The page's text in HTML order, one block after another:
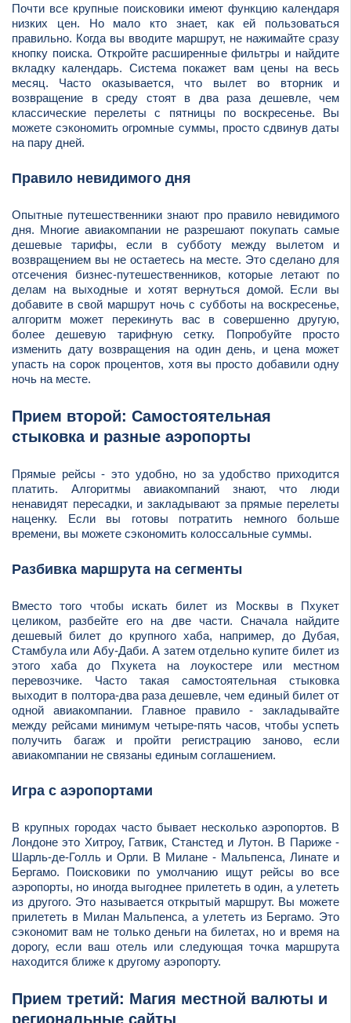
Почти все крупные поисковики имеют функцию календаря
низких цен. Но мало кто знает, как ей пользоваться
правильно. Когда вы вводите маршрут, не нажимайте сразу
кнопку поиска. Откройте расширенные фильтры и найдите
вкладку календарь. Система покажет вам цены на весь
месяц. Часто оказывается, что вылет во вторник и
возвращение в среду стоят в два раза дешевле, чем
классические перелеты с пятницы по воскресенье. Вы
можете сэкономить огромные суммы, просто сдвинув даты
на пару дней.
Правило невидимого дня
Опытные путешественники знают про правило невидимого
дня. Многие авиакомпании не разрешают покупать самые
дешевые тарифы, если в субботу между вылетом и
возвращением вы не остаетесь на месте. Это сделано для
отсечения бизнес-путешественников, которые летают по
делам на выходные и хотят вернуться домой. Если вы
добавите в свой маршрут ночь с субботы на воскресенье,
алгоритм может перекинуть вас в совершенно другую,
более дешевую тарифную сетку. Попробуйте просто
изменить дату возвращения на один день, и цена может
упасть на сорок процентов, хотя вы просто добавили одну
ночь на месте.
Прием второй: Самостоятельная
стыковка и разные аэропорты
Прямые рейсы - это удобно, но за удобство приходится
платить. Алгоритмы авиакомпаний знают, что люди
ненавидят пересадки, и закладывают за прямые перелеты
наценку. Если вы готовы потратить немного больше
времени, вы можете сэкономить колоссальные суммы.
Разбивка маршрута на сегменты
Вместо того чтобы искать билет из Москвы в Пхукет
целиком, разбейте его на две части. Сначала найдите
дешевый билет до крупного хаба, например, до Дубая,
Стамбула или Абу-Даби. А затем отдельно купите билет из
этого хаба до Пхукета на лоукостере или местном
перевозчике. Часто такая самостоятельная стыковка
выходит в полтора-два раза дешевле, чем единый билет от
одной авиакомпании. Главное правило - закладывайте
между рейсами минимум четыре-пять часов, чтобы успеть
получить багаж и пройти регистрацию заново, если
авиакомпании не связаны единым соглашением.
Игра с аэропортами
В крупных городах часто бывает несколько аэропортов. В
Лондоне это Хитроу, Гатвик, Станстед и Лутон. В Париже -
Шарль-де-Голль и Орли. В Милане - Мальпенса, Линате и
Бергамо. Поисковики по умолчанию ищут рейсы во все
аэропорты, но иногда выгоднее прилететь в один, а улететь
из другого. Это называется открытый маршрут. Вы можете
прилететь в Милан Мальпенса, а улететь из Бергамо. Это
сэкономит вам не только деньги на билетах, но и время на
дорогу, если ваш отель или следующая точка маршрута
находится ближе к другому аэропорту.
Прием третий: Магия местной валюты и
региональные сайты